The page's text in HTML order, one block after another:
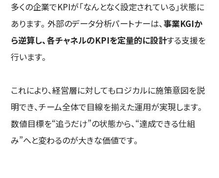
多くの企業でKPIが「なんとなく設定されている」状態に
あります。外部のデータ分析パートナーは、事業KGIか
ら逆算し、各チャネルのKPIを定量的に設計する支援を
行います。
これにより、経営層に対してもロジカルに施策意図を説
明でき、チーム全体で目線を揃えた運用が実現します。
数値目標を“追うだけ”の状態から、“達成できる仕組
み”へと変わるのが大きな価値です。